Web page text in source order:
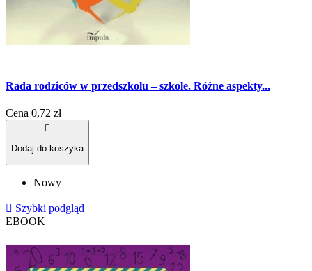
Rada rodziców w przedszkolu – szkole. Różne aspekty...
Cena 0,72 zł

Dodaj do koszyka
Nowy
 Szybki podgląd
EBOOK